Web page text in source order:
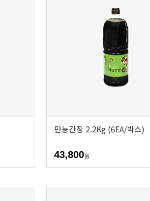
만능간장 2.2Kg (6EA/박스)
43,800원